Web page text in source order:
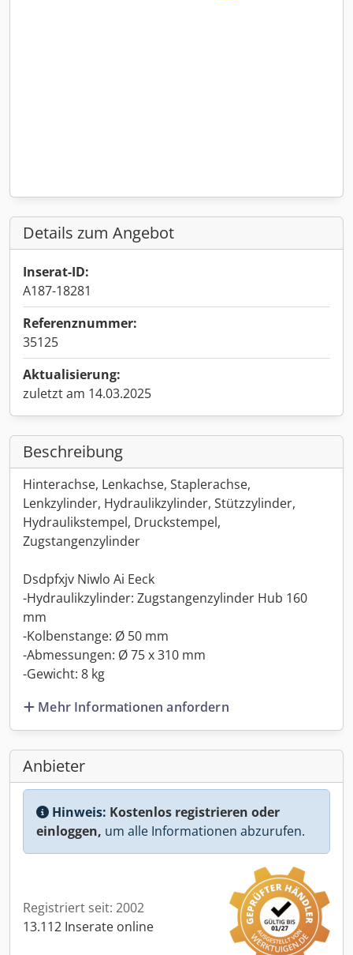
Details zum Angebot
Inserat-ID:
A187-18281
Referenznummer:
35125
Aktualisierung:
zuletzt am 14.03.2025
Beschreibung
Hinterachse, Lenkachse, Staplerachse,
Lenkzylinder, Hydraulikzylinder, Stützzylinder,
Hydraulikstempel, Druckstempel,
Zugstangenzylinder
Dsdpfxjv Niwlo Ai Eeck
-Hydraulikzylinder: Zugstangenzylinder Hub 160
mm
-Kolbenstange: Ø 50 mm
-Abmessungen: Ø 75 x 310 mm
-Gewicht: 8 kg
Mehr Informationen anfordern
Anbieter
Hinweis: Kostenlos registrieren oder
einloggen, um alle Informationen abzurufen.
Registriert seit: 2002
13.112 Inserate online